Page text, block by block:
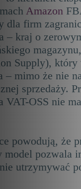
Amazon
dla firm
– kraj o
Supply), który
– mimo że nie
sprzedaży.
VAT-OSS nie
powodują, że
pozwala
utrzymywać